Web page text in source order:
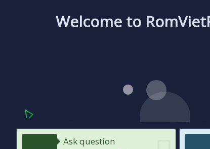
Welcome to
Ask question